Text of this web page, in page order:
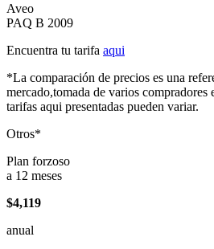
Aveo
PAQ B 2009
Encuentra tu tarifa aqui
*La comparación de precios es una
mercado,tomada de varios compradores
tarifas aqui presentadas pueden variar.
Otros*
Plan forzoso
a 12 meses
$4,119
anual